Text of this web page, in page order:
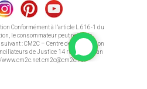
Conformément à l’article L.616-1 du
le consommateur peut recourir
: CM2C – Centre de la Médiation
de Justice 14 rue Saint Jean
cm2c@cm2c.net